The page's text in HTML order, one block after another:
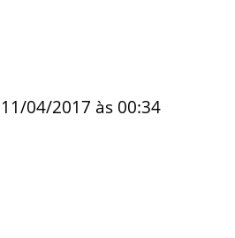
04/2017 às 00:34